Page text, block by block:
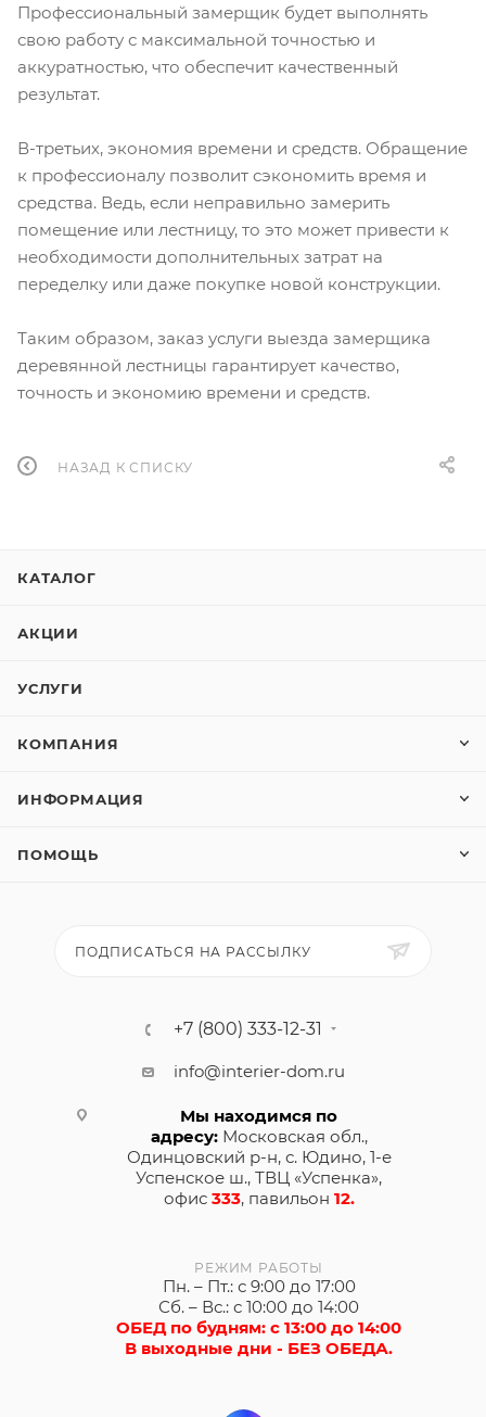
Профессиональный замерщик будет выполнять
свою работу с максимальной точностью и
аккуратностью, что обеспечит качественный
результат.
В-третьих, экономия времени и средств. Обращение
к профессионалу позволит сэкономить время и
средства. Ведь, если неправильно замерить
помещение или лестницу, то это может привести к
необходимости дополнительных затрат на
переделку или даже покупке новой конструкции.
Таким образом, заказ услуги выезда замерщика
деревянной лестницы гарантирует качество,
точность и экономию времени и средств.
НАЗАД К СПИСКУ
КАТАЛОГ
АКЦИИ
УСЛУГИ
КОМПАНИЯ
ИНФОРМАЦИЯ
ПОМОЩЬ
ПОДПИСАТЬСЯ НА РАССЫЛКУ
+7 (800) 333-12-31
info@interier-dom.ru
Мы находимся по
адресу:Московская обл.,
Одинцовский р-н, с. Юдино, 1-е
Успенское ш., ТВЦ «Успенка»,
офис 333, павильон 12.
РЕЖИМ РАБОТЫ
Пн. – Пт.: с 9:00 до 17:00
Сб. – Вс.: с 10:00 до 14:00
ОБЕД по будням: с 13:00 до 14:00
В выходные дни - БЕЗ ОБЕДА.